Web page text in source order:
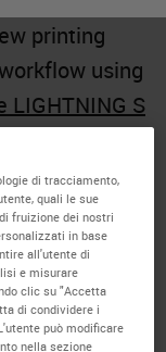
printing
using
LIGHTNING S
consistent
and strong
di tracciamento,
quali le sue
fruizione dei nostri
in base
all'utente di
e misurare
clic su "Accetta
di condividere i
può modificare
nella sezione